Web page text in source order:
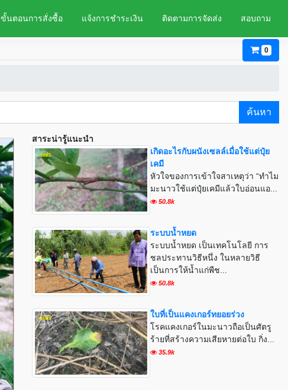
ขั้นตอนการสั่งซื้อ แจ้งการชำระเงิน ติดตามการจัดส่ง สอบถาม
0
ค้นหา
สาระน่ารู้แนะนำ
เกิดอะไรกับผนังเซลล์เมื่อใช้แต่ปุ๋ย
เคมี
หัวใจของการเข้าใจสาเหตุว่า “ทำไม
มะนาวใช้แต่ปุ๋ยเคมีแล้วใบอ่อนแอ...
50.8k
ระบบน้ำหยด
ระบบน้ำหยด เป็นเทคโนโลยี การ
ชลประทานวิธีหนึ่ง ในหลายวิธี
เป็นการให้น้ำแก่พืช...
50.8k
ใบที่เป็นแคงเกอร์ทยอยร่วง
โรคแคงเกอร์ในมะนาวถือเป็นศัตรู
ร้ายที่สร้างความเสียหายต่อใบ กิ่ง...
35.9k